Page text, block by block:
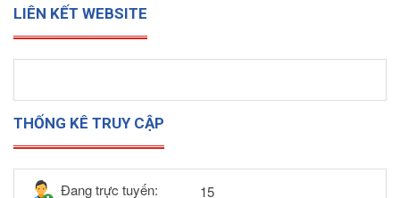
LIÊN KẾT WEBSITE
THỐNG KÊ TRUY CẬP
Đang trực tuyến:
15